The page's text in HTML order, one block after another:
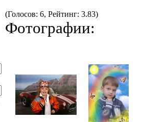
(Голосов: 6, Рейтинг: 3.83)
Фотографии: